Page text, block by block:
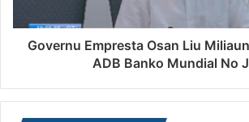
Governu Empresta Osan Liu
ADB Banko Mundial No